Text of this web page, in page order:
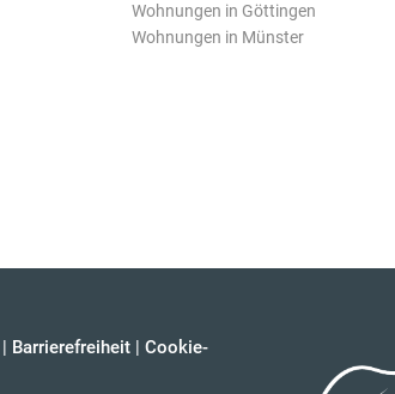
Wohnungen in Göttingen
Wohnungen in Münster
| Barrierefreiheit | Cookie-